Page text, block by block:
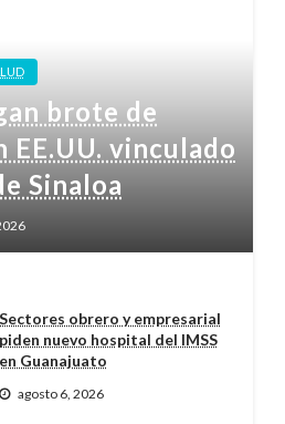
brote de
EE.UU. vinculado
Sinaloa
Sectores obrero y empresarial
piden nuevo hospital del IMSS
en Guanajuato
agosto 6, 2026